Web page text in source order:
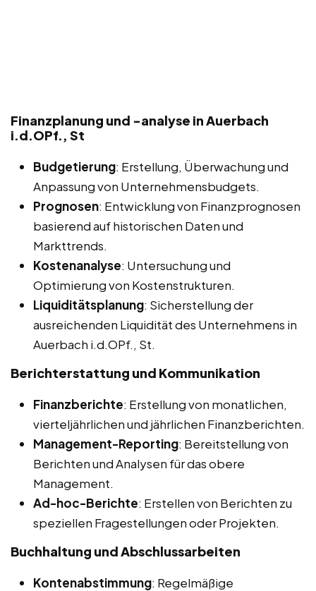
Finanzplanung und -analyse in Auerbach
i.d.OPf., St
Budgetierung: Erstellung, Überwachung und
Anpassung von Unternehmensbudgets.
Prognosen: Entwicklung von Finanzprognosen
basierend auf historischen Daten und
Markttrends.
Kostenanalyse: Untersuchung und
Optimierung von Kostenstrukturen.
Liquiditätsplanung: Sicherstellung der
ausreichenden Liquidität des Unternehmens in
Auerbach i.d.OPf., St.
Berichterstattung und Kommunikation
Finanzberichte: Erstellung von monatlichen,
vierteljährlichen und jährlichen Finanzberichten.
Management-Reporting: Bereitstellung von
Berichten und Analysen für das obere
Management.
Ad-hoc-Berichte: Erstellen von Berichten zu
speziellen Fragestellungen oder Projekten.
Buchhaltung und Abschlussarbeiten
Kontenabstimmung: Regelmäßige